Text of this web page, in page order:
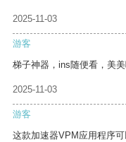
2025-11-03
游客
梯子神器，ins随便看，美美
2025-11-03
游客
这款加速器VPM应用程序